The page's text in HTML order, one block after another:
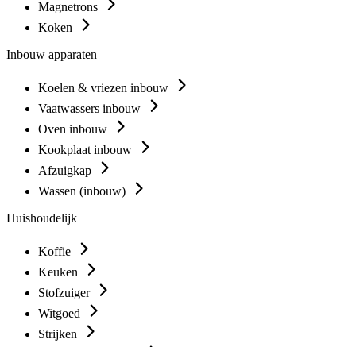
Magnetrons
Koken
Inbouw apparaten
Koelen & vriezen inbouw
Vaatwassers inbouw
Oven inbouw
Kookplaat inbouw
Afzuigkap
Wassen (inbouw)
Huishoudelijk
Koffie
Keuken
Stofzuiger
Witgoed
Strijken